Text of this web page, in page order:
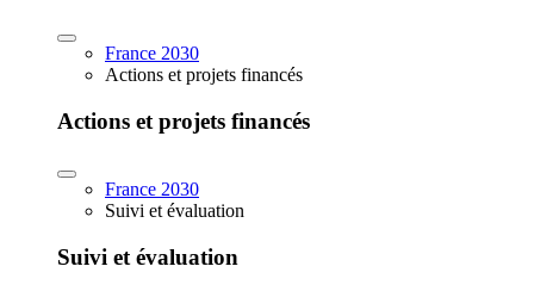
France 2030
Actions et projets financés
Actions et projets financés
France 2030
Suivi et évaluation
Suivi et évaluation